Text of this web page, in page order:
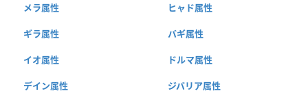
メラ属性 ヒャド属性
ギラ属性 バギ属性
イオ属性 ドルマ属性
デイン属性 ジバリア属性